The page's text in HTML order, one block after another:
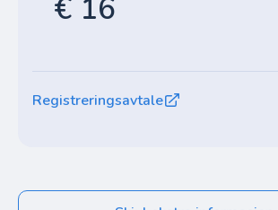
€ 16
Registreringsavtale